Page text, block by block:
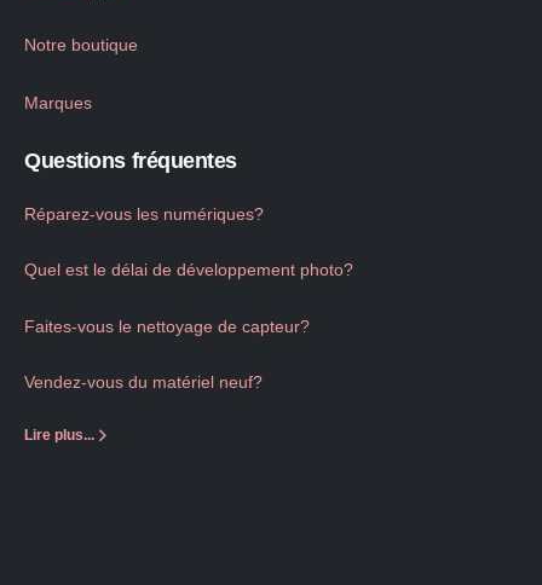
Notre boutique
Marques
Questions fréquentes
Réparez-vous les numériques?
Quel est le délai de développement photo?
Faites-vous le nettoyage de capteur?
Vendez-vous du matériel neuf?
Lire plus...